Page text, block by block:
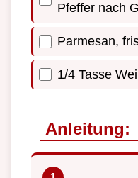
Pfeffer nach
Parmesan,
1/4 Tasse
Anleitung: